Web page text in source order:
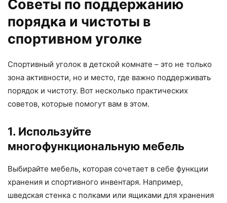
Советы по поддержанию
порядка и чистоты в
спортивном уголке
Спортивный уголок в детской комнате – это не только
зона активности, но и место, где важно поддерживать
порядок и чистоту. Вот несколько практических
советов, которые помогут вам в этом.
1. Используйте
многофункциональную мебель
Выбирайте мебель, которая сочетает в себе функции
хранения и спортивного инвентаря. Например,
шведская стенка с полками или ящиками для хранения